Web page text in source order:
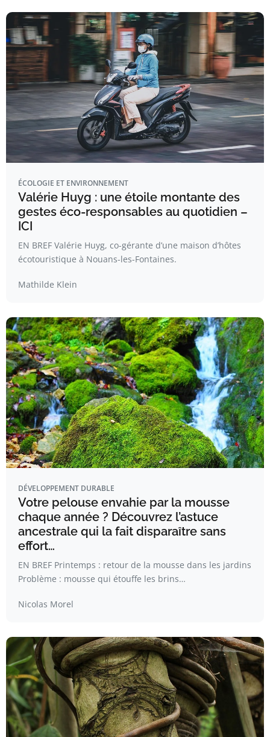
ÉCOLOGIE ET ENVIRONNEMENT
Valérie Huyg : une étoile montante des
gestes éco-responsables au quotidien –
ICI
EN BREF Valérie Huyg, co-gérante d’une maison d’hôtes
écotouristique à Nouans-les-Fontaines.
Mathilde Klein
DÉVELOPPEMENT DURABLE
Votre pelouse envahie par la mousse
chaque année ? Découvrez l’astuce
ancestrale qui la fait disparaître sans
effort…
EN BREF Printemps : retour de la mousse dans les jardins
Problème : mousse qui étouffe les brins…
Nicolas Morel